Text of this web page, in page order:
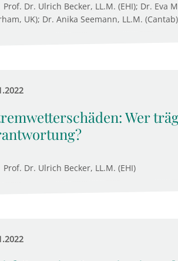
Prof. Dr. Ulrich Becker, LL.M. (EHI); Dr. Eva
UK); Dr. Anika Seemann, LL.M.
Wer
Prof. Dr. Ulrich Becker, LL.M. (EHI)